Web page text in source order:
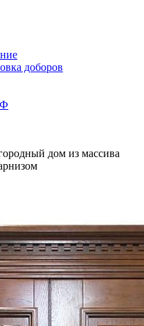
доборов
дом из массива